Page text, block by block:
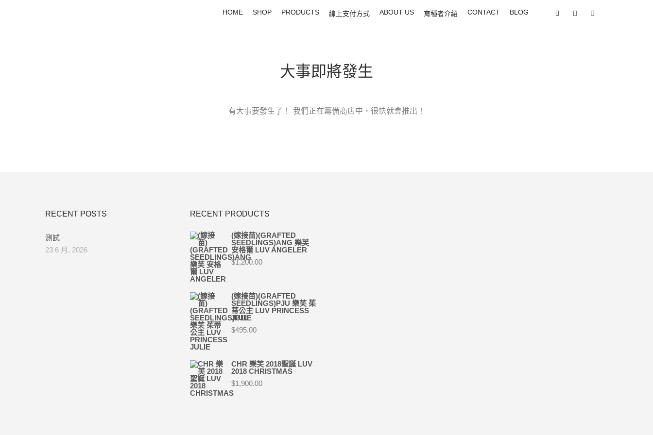
HOME SHOP PRODUCTS 線上支付方式 ABOUT US 育種者介紹 CONTACT BLOG
大事即將發生
有大事要發生了！ 我們正在籌備商店中，很快就會推出！
RECENT POSTS
測試
23 6 月, 2026
RECENT PRODUCTS
(嫁接苗)(GRAFTED
SEEDLINGS)ANG 樂芙
安格爾 LUV ANGELER
$1,200.00
(嫁接苗)(GRAFTED
SEEDLINGS)PJU 樂芙 茱
蒂公主 LUV PRINCESS
JULIE
$495.00
CHR 樂芙 2018聖誕 LUV
2018 CHRISTMAS
$1,900.00